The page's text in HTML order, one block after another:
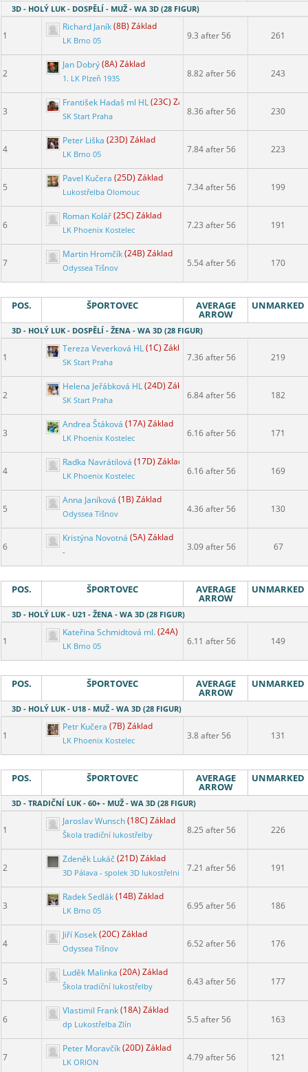
3D - HOLÝ LUK - DOSPĚLÍ - MUŽ - WA 3D (28 FIGUR)
1
Richard Janík(8B) Základ
LK Brno 05 9.3 after 56 261
2
Jan Dobrý(8A) Základ
1. LK Plzeň 1935 8.82 after 56 243
3
František Hadaš ml HL(23C) Základ
SK Start Praha 8.36 after 56 230
4
Peter Liška (23D) Základ
LK Brno 05 7.84 after 56 223
5
Pavel Kučera (25D) Základ
Lukostřelba Olomouc 7.34 after 56 199
6
Roman Kolář(25C) Základ
LK Phoenix Kostelec 7.23 after 56 191
7
Martin Hromčík(24B) Základ
Odyssea Tišnov 5.54 after 56 170
POS. ŠPORTOVEC AVERAGE
ARROW
UNMARKED
3D - HOLÝ LUK - DOSPĚLÍ - ŽENA - WA 3D (28 FIGUR)
1
Tereza Veverková HL(1C) Základ
SK Start Praha 7.36 after 56 219
2
Helena Jeřábková HL(24D) Základ
SK Start Praha 6.84 after 56 182
3
Andrea Štáková (17A) Základ
LK Phoenix Kostelec 6.16 after 56 171
4
Radka Navrátilová (17D) Základ
LK Phoenix Kostelec 6.16 after 56 169
5
Anna Janíková (1B) Základ
Odyssea Tišnov 4.36 after 56 130
6
Kristýna Novotná (5A) Základ
- 3.09 after 56 67
POS. ŠPORTOVEC AVERAGE
ARROW
UNMARKED
3D - HOLÝ LUK - U21 - ŽENA - WA 3D (28 FIGUR)
1
Kateřina Schmidtová ml.(24A) Základ
LK Brno 05 6.11 after 56 149
POS. ŠPORTOVEC AVERAGE
ARROW
UNMARKED
3D - HOLÝ LUK - U18 - MUŽ - WA 3D (28 FIGUR)
1
Petr Kučera (7B) Základ
LK Phoenix Kostelec 3.8 after 56 131
POS. ŠPORTOVEC AVERAGE
ARROW
UNMARKED
3D - TRADIČNÍ LUK - 60+ - MUŽ - WA 3D (28 FIGUR)
1
Jaroslav Wunsch(18C) Základ
Škola tradiční lukostřelby 8.25 after 56 226
2
Zdeněk Lukáč(21D) Základ
3D Pálava - spolek 3D lukostřelnice 7.21 after 56 191
3
Radek Sedlák(14B) Základ
LK Brno 05 6.95 after 56 186
4
Jiří Kosek(20C) Základ
Odyssea Tišnov 6.52 after 56 176
5
Luděk Malinka (20A) Základ
Škola tradiční lukostřelby 6.43 after 56 177
6
Vlastimil Frank(18A) Základ
dp Lukostřelba Zlín 5.5 after 56 163
7
Peter Moravčík(20D) Základ
LK ORION 4.79 after 56 121